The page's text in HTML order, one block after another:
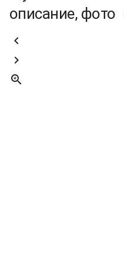
описание, фото


